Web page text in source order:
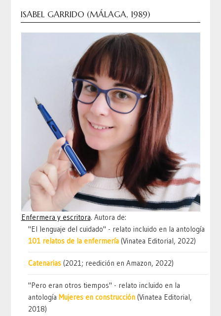
ISABEL GARRIDO (MÁLAGA, 1989)
Enfermera y escritora. Autora de:
"El lenguaje del cuidado" - relato incluido en la antología
101 relatos de la enfermería (Vinatea Editorial, 2022)
Catenarias (2021; reedición en Amazon, 2022)
"Pero eran otros tiempos" - relato incluido en la
antologíaMujeres en construcción (Vinatea Editorial,
2018)